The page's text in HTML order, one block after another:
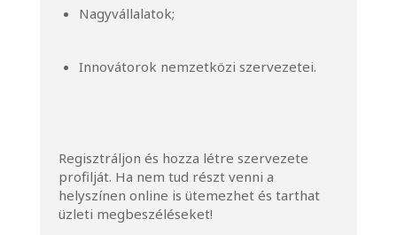
Nagyvállalatok;
Innovátorok nemzetközi szervezetei.
Regisztráljon és hozza létre szervezete
profilját. Ha nem tud részt venni a
helyszínen online is ütemezhet és tarthat
üzleti megbeszéléseket!